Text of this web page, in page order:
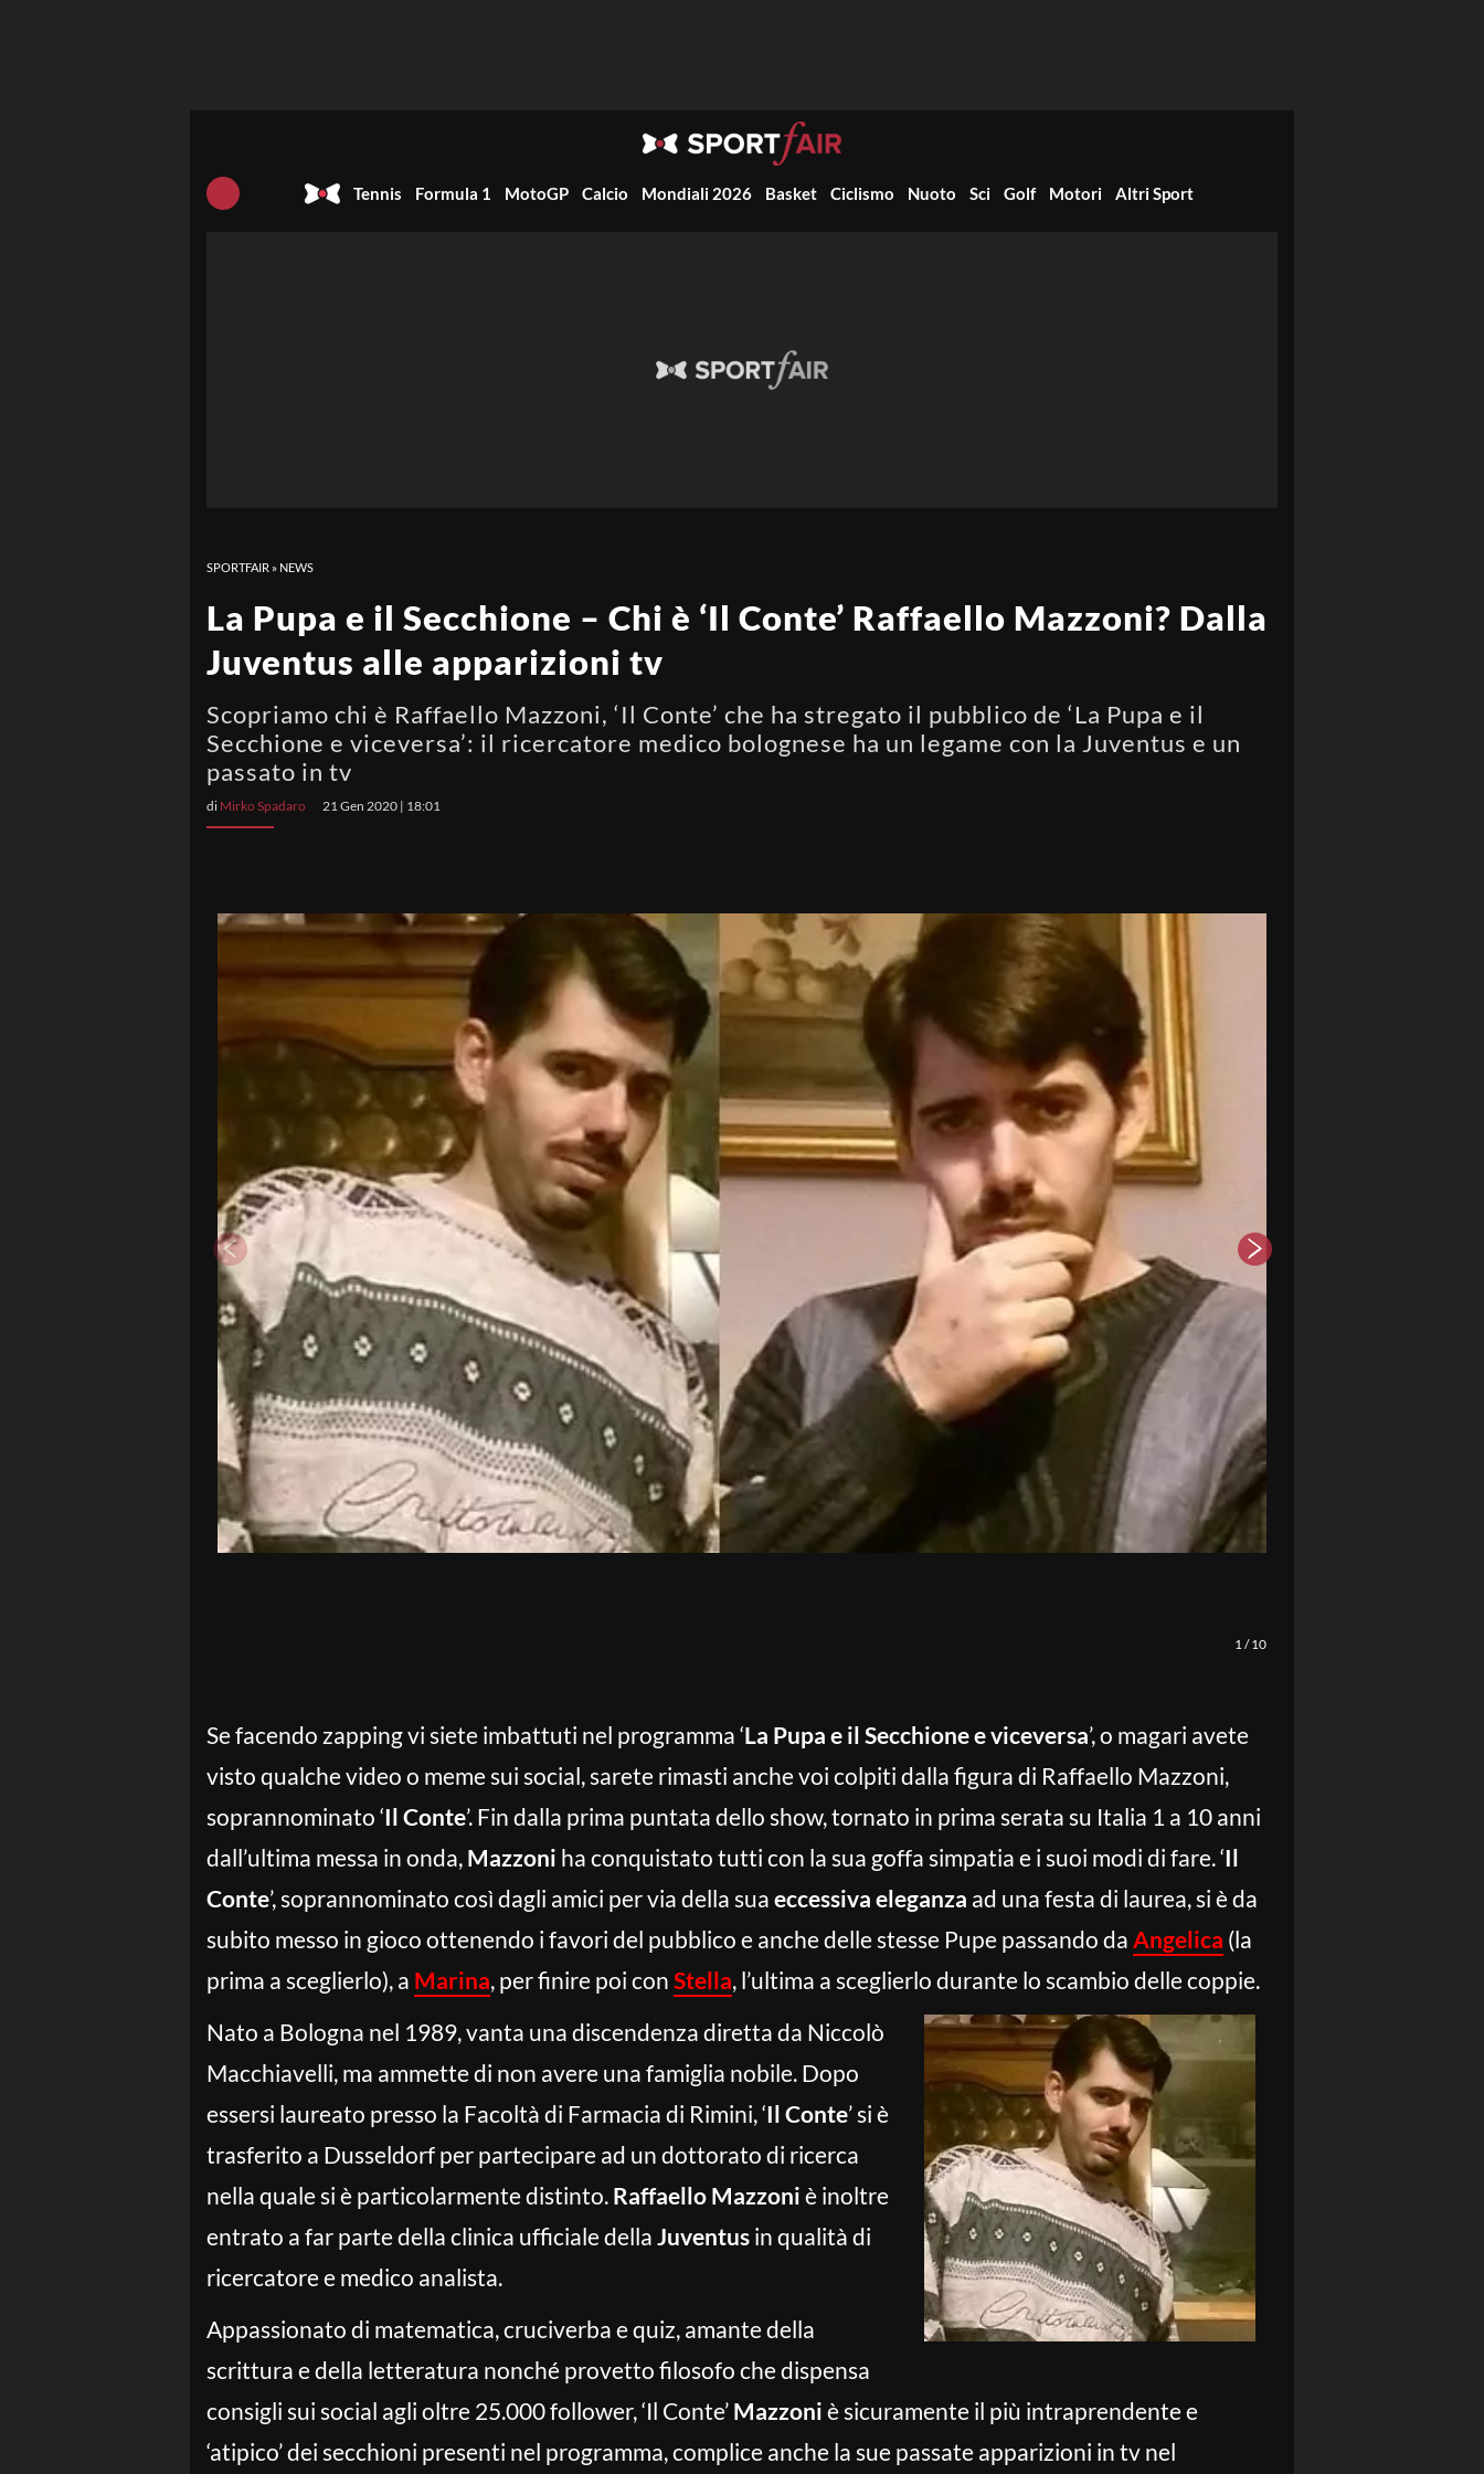
Tennis Formula 1 MotoGP Calcio Mondiali 2026 Basket Ciclismo Nuoto Sci Golf Motori Altri Sport
SPORTFAIR » NEWS
La Pupa e il Secchione – Chi è ‘Il Conte’ Raffaello Mazzoni? Dalla
Juventus alle apparizioni tv
Scopriamo chi è Raffaello Mazzoni, ‘Il Conte’ che ha stregato il pubblico de ‘La Pupa e il
Secchione e viceversa’: il ricercatore medico bolognese ha un legame con la Juventus e un
passato in tv
di Mirko Spadaro 21 Gen 2020 | 18:01
1/10
Se facendo zapping vi siete imbattuti nel programma ‘La Pupa e il Secchione e viceversa’, o magari avete
visto qualche video o meme sui social, sarete rimasti anche voi colpiti dalla figura di Raffaello Mazzoni,
soprannominato ‘Il Conte’. Fin dalla prima puntata dello show, tornato in prima serata su Italia 1 a 10 anni
dall’ultima messa in onda, Mazzoni ha conquistato tutti con la sua goffa simpatia e i suoi modi di fare. ‘Il
Conte’, soprannominato così dagli amici per via della sua eccessiva eleganza ad una festa di laurea, si è da
subito messo in gioco ottenendo i favori del pubblico e anche delle stesse Pupe passando da Angelica (la
prima a sceglierlo), a Marina, per finire poi con Stella, l’ultima a sceglierlo durante lo scambio delle coppie.
Nato a Bologna nel 1989, vanta una discendenza diretta da Niccolò
Macchiavelli, ma ammette di non avere una famiglia nobile. Dopo
essersi laureato presso la Facoltà di Farmacia di Rimini, ‘Il Conte’ si è
trasferito a Dusseldorf per partecipare ad un dottorato di ricerca
nella quale si è particolarmente distinto. Raffaello Mazzoni è inoltre
entrato a far parte della clinica ufficiale della Juventus in qualità di
ricercatore e medico analista.
Appassionato di matematica, cruciverba e quiz, amante della
scrittura e della letteratura nonché provetto filosofo che dispensa
consigli sui social agli oltre 25.000 follower, ‘Il Conte’ Mazzoni è sicuramente il più intraprendente e
‘atipico’ dei secchioni presenti nel programma, complice anche la sue passate apparizioni in tv nel